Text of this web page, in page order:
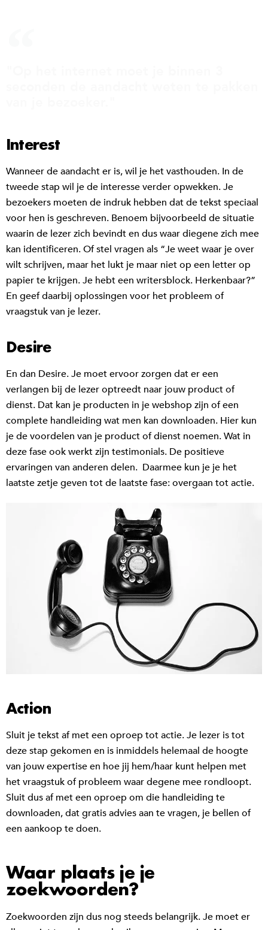
Interest
Wanneer de aandacht er is, wil je het vasthouden. In de
tweede stap wil je de interesse verder opwekken. Je
bezoekers moeten de indruk hebben dat de tekst speciaal
voor hen is geschreven. Benoem bijvoorbeeld de situatie
waarin de lezer zich bevindt en dus waar diegene zich mee
kan identificeren. Of stel vragen als “Je weet waar je over
wilt schrijven, maar het lukt je maar niet op een letter op
papier te krijgen. Je hebt een writersblock. Herkenbaar?”
En geef daarbij oplossingen voor het probleem of
vraagstuk van je lezer.
Desire
En dan Desire. Je moet ervoor zorgen dat er een
verlangen bij de lezer optreedt naar jouw product of
dienst. Dat kan je producten in je webshop zijn of een
complete handleiding wat men kan downloaden. Hier kun
je de voordelen van je product of dienst noemen. Wat in
deze fase ook werkt zijn testimonials. De positieve
ervaringen van anderen delen. Daarmee kun je je het
laatste zetje geven tot de laatste fase: overgaan tot actie.
Action
Sluit je tekst af met een oproep tot actie. Je lezer is tot
deze stap gekomen en is inmiddels helemaal de hoogte
van jouw expertise en hoe jij hem/haar kunt helpen met
het vraagstuk of probleem waar degene mee rondloopt.
Sluit dus af met een oproep om die handleiding te
downloaden, dat gratis advies aan te vragen, je bellen of
een aankoop te doen.
Waar plaats je je
zoekwoorden?
Zoekwoorden zijn dus nog steeds belangrijk. Je moet er